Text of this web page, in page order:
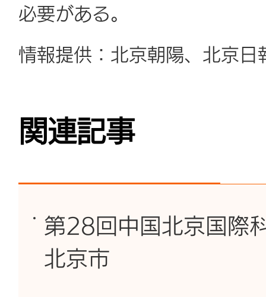
必要がある。
情報提供：北京朝陽、北京
関連記事
第28回中国北京国
北京市